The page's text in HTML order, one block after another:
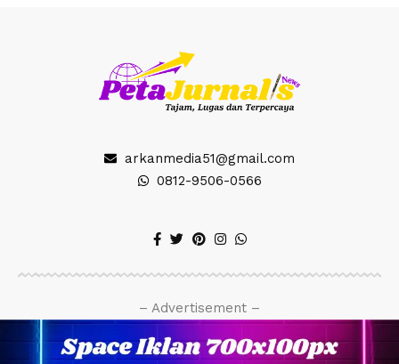
arkanmedia51@gmail.com
0812-9506-0566
– Advertisement –